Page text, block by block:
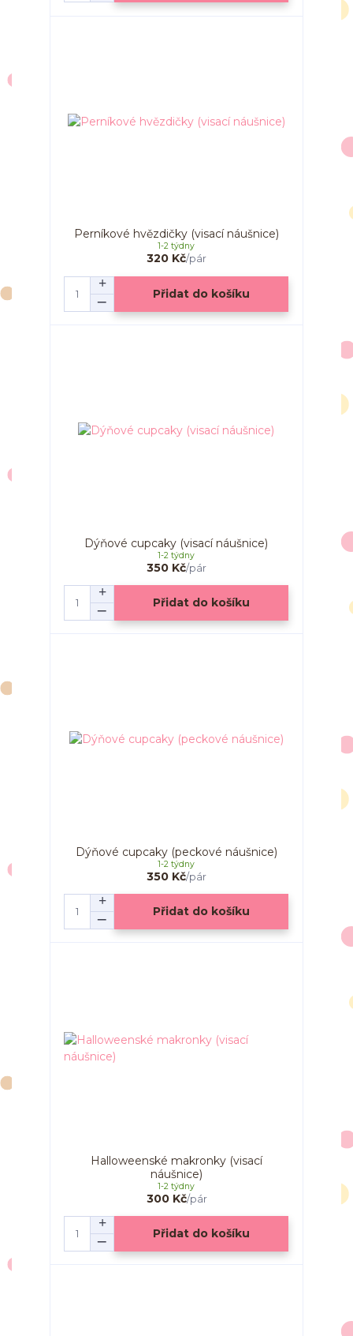
Perníkové hvězdičky (visací náušnice)
320 Kč/pár
1-2 týdny
Přidat do košíku
Dýňové cupcaky (visací náušnice)
350 Kč/pár
1-2 týdny
Přidat do košíku
Dýňové cupcaky (peckové náušnice)
350 Kč/pár
1-2 týdny
Přidat do košíku
Halloweenské makronky (visací
náušnice)
300 Kč/pár
1-2 týdny
Přidat do košíku